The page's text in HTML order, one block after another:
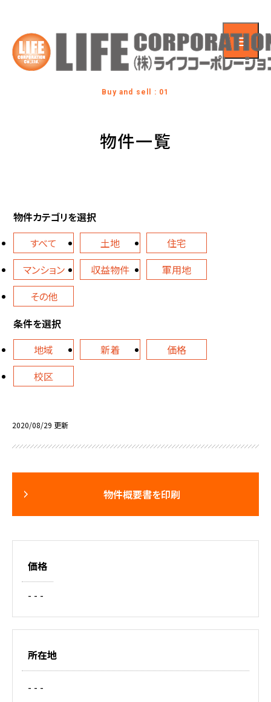
Buy and sell : 01
物件一覧
物件カテゴリを選択
すべて
土地
住宅
マンション
収益物件
軍用地
その他
条件を選択
地域
新着
価格
校区
2020/08/29 更新
物件概要書を印刷
価格
- - -
所在地
- - -